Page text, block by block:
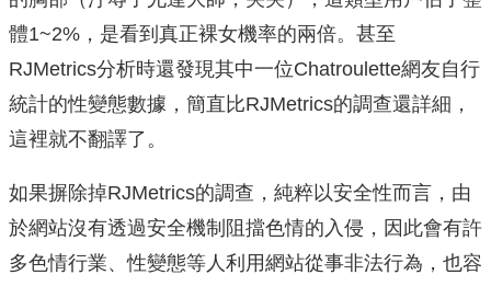
體1~2%，是看到真正裸女機率的兩倍。甚至
RJMetrics分析時還發現其中一位Chatroulette網友自行
統計的性變態數據，簡直比RJMetrics的調查還詳細，
這裡就不翻譯了。
如果摒除掉RJMetrics的調查，純粹以安全性而言，由
於網站沒有透過安全機制阻擋色情的入侵，因此會有許
多色情行業、性變態等人利用網站從事非法行為，也容